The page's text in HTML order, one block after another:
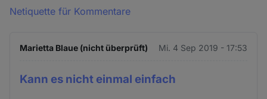
Netiquette für Kommentare
Marietta Blaue (nicht überprüft) Mi. 4 Sep 2019 - 17:53
Kann es nicht einmal einfach